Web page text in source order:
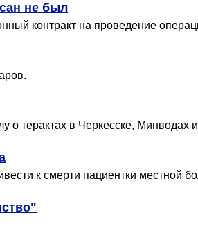
не был
контракт на проведение
терактах в Черкесске, Минводах и
к смерти пациентки местной